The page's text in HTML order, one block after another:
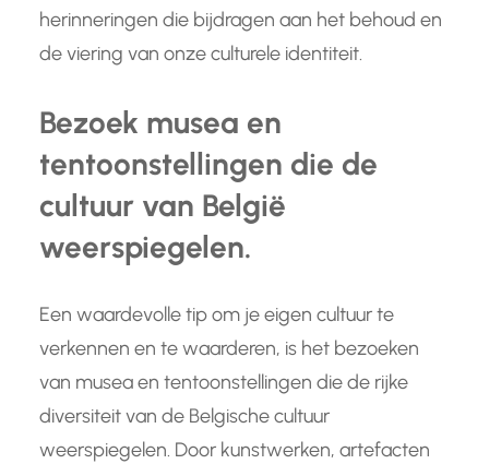
herinneringen die bijdragen aan het behoud en
de viering van onze culturele identiteit.
Bezoek musea en
tentoonstellingen die de
cultuur van België
weerspiegelen.
Een waardevolle tip om je eigen cultuur te
verkennen en te waarderen, is het bezoeken
van musea en tentoonstellingen die de rijke
diversiteit van de Belgische cultuur
weerspiegelen. Door kunstwerken, artefacten